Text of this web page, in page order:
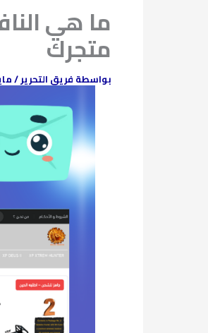
ما هي
متجرك
بواسطة فريق التحرير/مايو